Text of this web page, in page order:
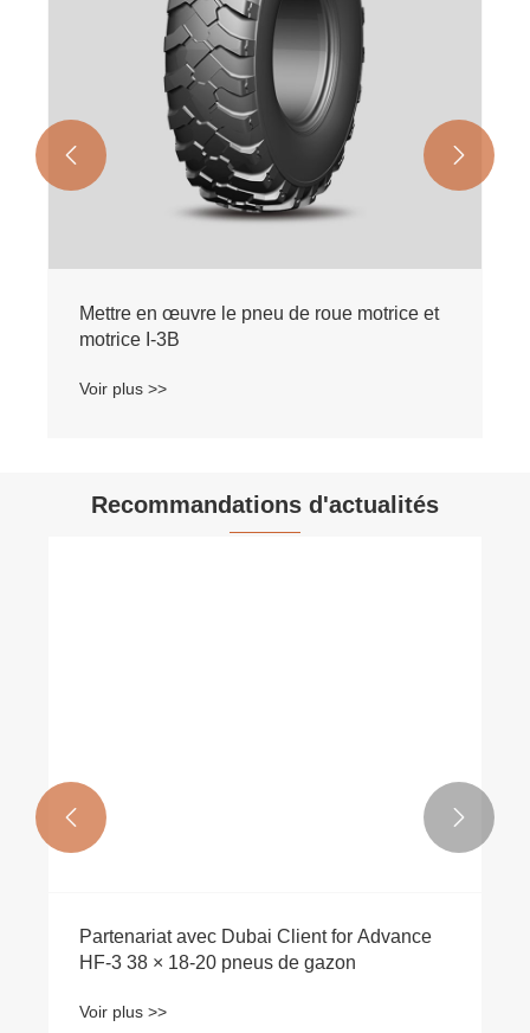
Mettre en œuvre le pneu de roue motrice et
motrice I-3B
Voir plus >>
 
Recommandations d'actualités
Partenariat avec Dubai Client for Advance
HF-3 38 × 18-20 pneus de gazon
Voir plus >>
 